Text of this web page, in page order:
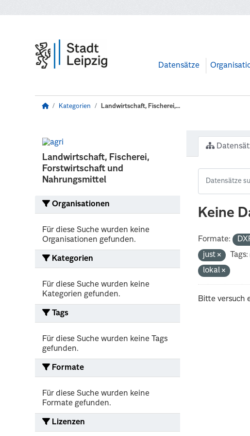
Datensätze
Kategorien Landwirtschaft, Fischerei,...
Landwirtschaft, Fischerei,
Forstwirtschaft und
Nahrungsmittel
Organisationen
Für diese Suche wurden keine
Organisationen gefunden.
Kategorien
Für diese Suche wurden keine
Kategorien gefunden.
Tags
Für diese Suche wurden keine Tags
gefunden.
Formate
Für diese Suche wurden keine
Formate gefunden.
Lizenzen
Keine
Formate:
just
Tags:
lokal
Bitte versuch